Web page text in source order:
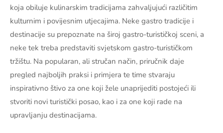
koja obiluje kulinarskim tradicijama zahvaljujući različitim
kulturnim i povijesnim utjecajima. Neke gastro tradicije i
destinacije su prepoznate na široj gastro-turističkoj sceni, a
neke tek treba predstaviti svjetskom gastro-turističkom
tržištu. Na popularan, ali stručan način, priručnik daje
pregled najboljih praksi i primjera te time stvaraju
inspirativno štivo za one koji žele unaprijediti postojeći ili
stvoriti novi turistički posao, kao i za one koji rade na
upravljanju destinacijama.